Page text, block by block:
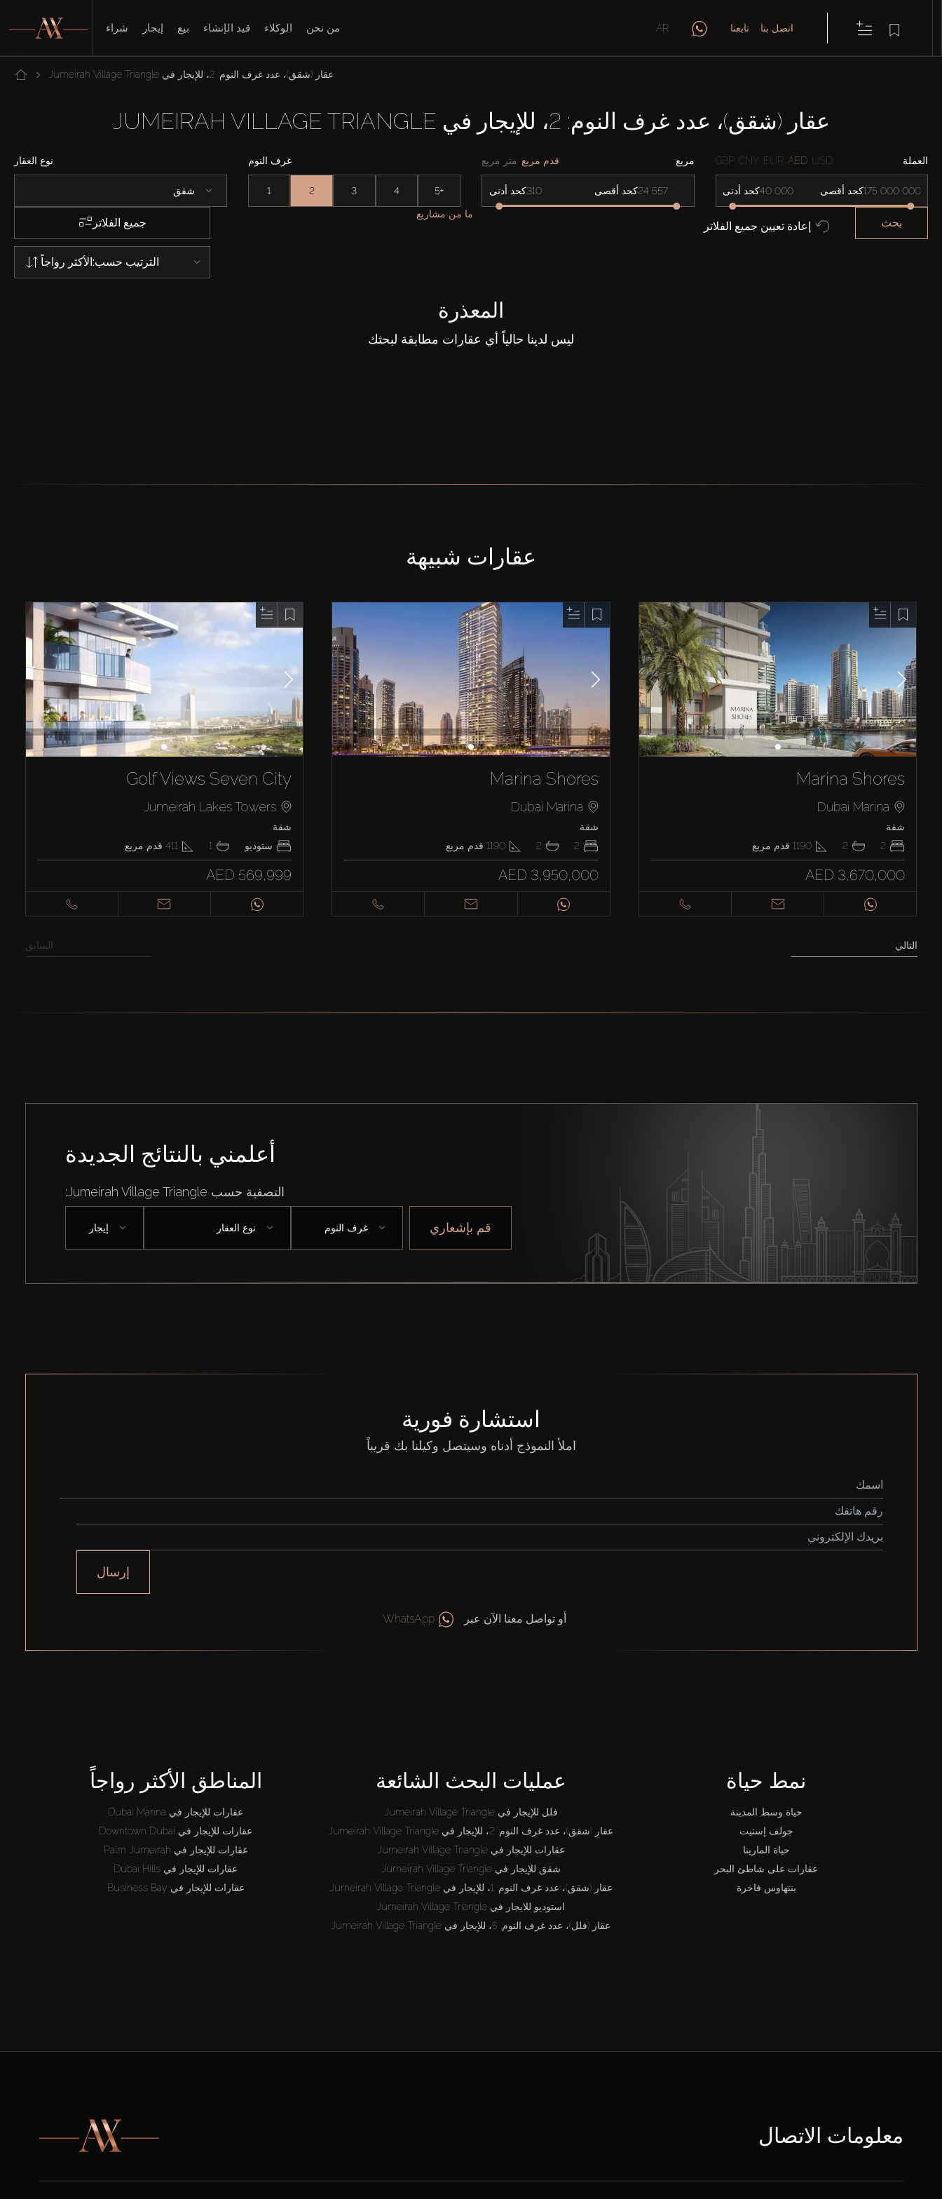
شراء إيجار بيع قيد الإنشاء الوكلاء من نحن AR تابعنا اتصل بنا
عقار (شقق)، عدد غرف النوم: 2، للإيجار في Jumeirah Village Triangle
عقار (شقق)، عدد غرف النوم: 2، للإيجار في JUMEIRAH VILLAGE TRIANGLE
نوع العقار
شقق
غرف النوم
1 2 3 4 5+
مربع متر مربع قدم مربع
كحد أدنى كحد أقصى
العملة GBP CNY EUR AED USD
كحد أدنى كحد أقصى
جميع الفلاتر
ما من مشاريع
إعادة تعيين جميع الفلاتر بحث
الأكثر رواجاًالترتيب حسب:
المعذرة
ليس لدينا حالياً أي عقارات مطابقة لبحثك
عقارات شبيهة
Golf Views Seven City
Jumeirah Lakes Towers
شقة
ستوديو
1
411 قدم مربع
AED 569,999
Marina Shores
Dubai Marina
شقة
2
2
1190 قدم مربع
AED 3,950,000
Marina Shores
Dubai Marina
شقة
2
2
1190 قدم مربع
AED 3,670,000
السابق التالي
أعلمني بالنتائج الجديدة
التصفية حسب Jumeirah Village Triangle:
إيجار نوع العقار غرف النوم قم بإشعاري
استشارة فورية
املأ النموذج أدناه وسيتصل وكيلنا بك قريباً
إرسال
أو تواصل معنا الآن عبر WhatsApp
المناطق الأكثر رواجاً
عقارات للإيجار في Dubai Marina
عقارات للإيجار في Downtown Dubai
عقارات للإيجار في Palm Jumeirah
عقارات للإيجار في Dubai Hills
عقارات للإيجار في Business Bay
عمليات البحث الشائعة
فلل للإيجار في Jumeirah Village Triangle
عقار (شقق)، عدد غرف النوم: 2، للإيجار في Jumeirah Village Triangle
عقارات للإيجار في Jumeirah Village Triangle
شقق للإيجار في Jumeirah Village Triangle
عقار (شقق)، عدد غرف النوم: 1، للإيجار في Jumeirah Village Triangle
استوديو للايجار في Jumeirah Village Triangle
عقار (فلل)، عدد غرف النوم: 5، للإيجار في Jumeirah Village Triangle
نمط حياة
حياة وسط المدينة
جولف إستيت
حياة المارينا
عقارات على شاطئ البحر
بنتهاوس فاخرة
معلومات الاتصال